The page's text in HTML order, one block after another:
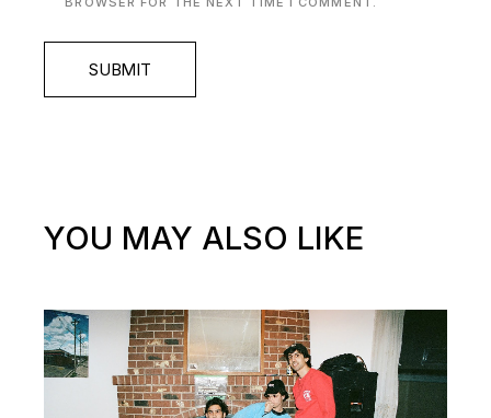
SUBMIT
YOU MAY ALSO LIKE